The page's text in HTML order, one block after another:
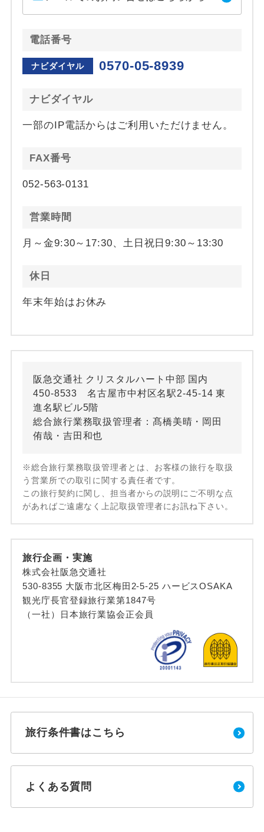
電話番号
ナビダイヤル 0570-05-8939
ナビダイヤル
一部のIP電話からはご利用いただけません。
FAX番号
052-563-0131
営業時間
月～金9:30～17:30、土日祝日9:30～13:30
休日
年末年始はお休み
阪急交通社 クリスタルハート中部 国内
450-8533 名古屋市中村区名駅2-45-14 東
進名駅ビル5階
総合旅行業務取扱管理者：髙橋美晴・岡田
侑哉・吉田和也
※総合旅行業務取扱管理者とは、お客様の旅行を取扱
う営業所での取引に関する責任者です。
この旅行契約に関し、担当者からの説明にご不明な点
があればご遠慮なく上記取扱管理者にお訊ね下さい。
旅行企画・実施
株式会社阪急交通社
530-8355 大阪市北区梅田2-5-25 ハービスOSAKA
観光庁長官登録旅行業第1847号
（一社）日本旅行業協会正会員
旅行条件書はこちら
よくある質問